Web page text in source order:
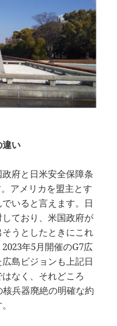
い
府と日米安全保障条
アメリカを盟主とす
いると言えます。日
ており、米国政府が
うとしたときにこれ
年5月開催のG7広
島ビジョンも上記日
なく、それどころ
兵器廃絶の明確な約